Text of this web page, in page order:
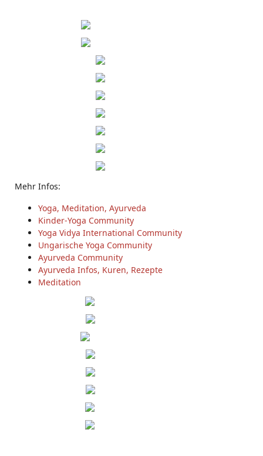
Mehr Infos:
Yoga, Meditation, Ayurveda
Kinder-Yoga Community
Yoga Vidya International Community
Ungarische Yoga Community
Ayurveda Community
Ayurveda Infos, Kuren, Rezepte
Meditation